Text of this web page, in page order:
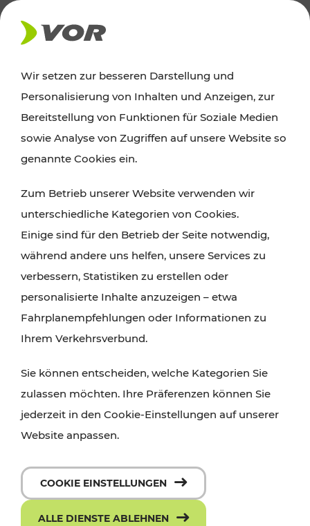
AKTUELLES
Ausflugstipps
Wien, Niederösterreich und das Burgenland
Wanderungen, Kultur und Gastronomie,
Radtouren oder purer Naturgenuss – viele
Attraktionen sind mit den Ticket- und Fahrplan-
Angeboten des VOR gut und schnell erreichbar.
Wir setzen zur besseren Darstellung und
Personalisierung von Inhalten und Anzeigen, zur
Bereitstellung von Funktionen für Soziale Medien
sowie Analyse von Zugriffen auf unsere Website so
genannte Cookies ein.
Zum Betrieb unserer Website verwenden wir
unterschiedliche Kategorien von Cookies.
Einige sind für den Betrieb der Seite notwendig,
während andere uns helfen, unsere Services zu
verbessern, Statistiken zu erstellen oder
personalisierte Inhalte anzuzeigen – etwa
Fahrplanempfehlungen oder Informationen zu
Ihrem Verkehrsverbund.
Sie können entscheiden, welche Kategorien Sie
zulassen möchten. Ihre Präferenzen können Sie
jederzeit in den Cookie-Einstellungen auf unserer
Website anpassen.
COOKIE EINSTELLUNGEN
ALLE DIENSTE ABLEHNEN